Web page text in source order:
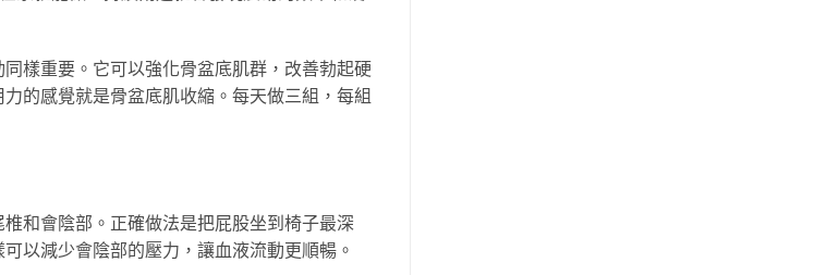
樣重要。它可以強化骨盆底肌群，改善勃起硬
的感覺就是骨盆底肌收縮。每天做三組，每組
和會陰部。正確做法是把屁股坐到椅子最深
以減少會陰部的壓力，讓血液流動更順暢。